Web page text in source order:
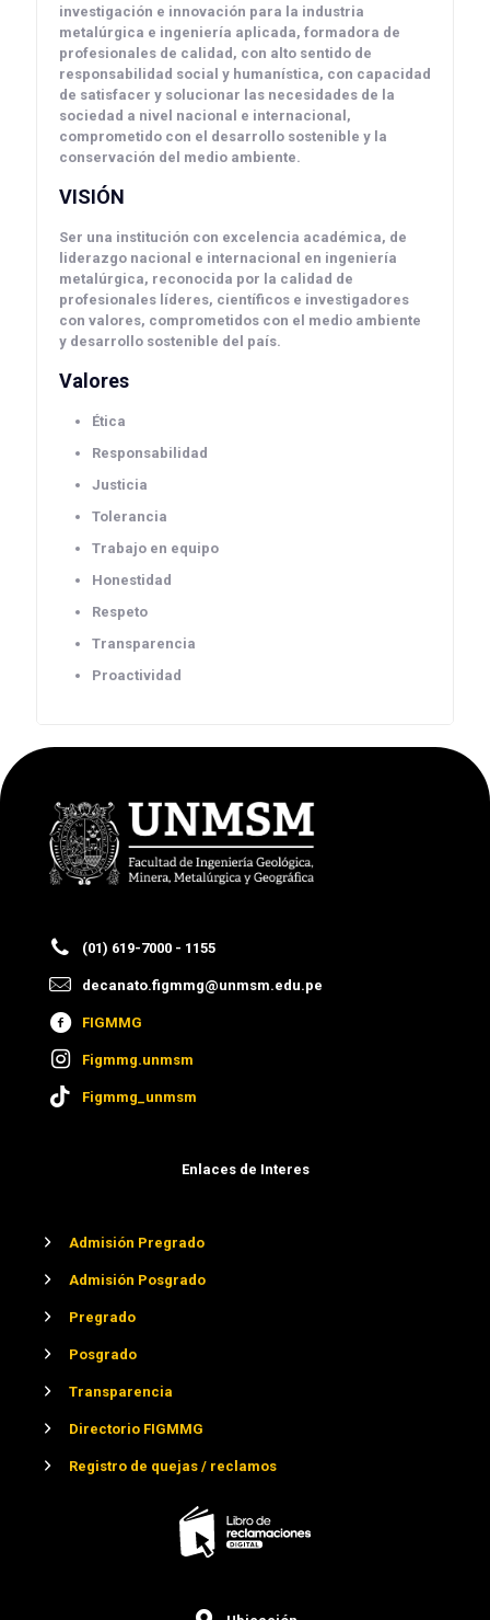
investigación e innovación para la industria
metalúrgica e ingeniería aplicada, formadora de
profesionales de calidad, con alto sentido de
responsabilidad social y humanística, con capacidad
de satisfacer y solucionar las necesidades de la
sociedad a nivel nacional e internacional,
comprometido con el desarrollo sostenible y la
conservación del medio ambiente.
VISIÓN
Ser una institución con excelencia académica, de
liderazgo nacional e internacional en ingeniería
metalúrgica, reconocida por la calidad de
profesionales líderes, científicos e investigadores
con valores, comprometidos con el medio ambiente
y desarrollo sostenible del país.
Valores
Ética
Responsabilidad
Justicia
Tolerancia
Trabajo en equipo
Honestidad
Respeto
Transparencia
Proactividad
(01) 619-7000 - 1155
decanato.figmmg@unmsm.edu.pe
FIGMMG
Figmmg.unmsm
Figmmg_unmsm
Enlaces de Interes
Admisión Pregrado
Admisión Posgrado
Pregrado
Posgrado
Transparencia
Directorio FIGMMG
Registro de quejas / reclamos